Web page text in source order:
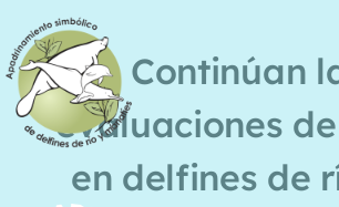
Continúan
evaluaciones
en delfines de